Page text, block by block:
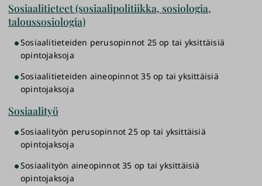
Sosiaalitieteet (sosiaalipolitiikka, sosiologia,
taloussosiologia)
Sosiaalitieteiden perusopinnot 25 op tai yksittäisiä
opintojaksoja
Sosiaalitieteiden aineopinnot 35 op tai yksittäisiä
opintojaksoja
Sosiaalityö
Sosiaalityön perusopinnot 25 op tai yksittäisiä
opintojaksoja
Sosiaalityön aineopinnot 35 op tai yksittäisiä
opintojaksoja